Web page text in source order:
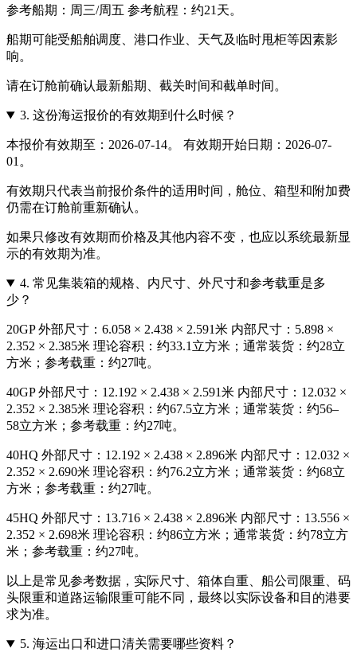
参考船期：周三/周五 参考航程：约21天。
船期可能受船舶调度、港口作业、天气及临时甩柜等因素影
响。
请在订舱前确认最新船期、截关时间和截单时间。
3. 这份海运报价的有效期到什么时候？
本报价有效期至：2026-07-14。 有效期开始日期：2026-07-
01。
有效期只代表当前报价条件的适用时间，舱位、箱型和附加费
仍需在订舱前重新确认。
如果只修改有效期而价格及其他内容不变，也应以系统最新显
示的有效期为准。
4. 常见集装箱的规格、内尺寸、外尺寸和参考载重是多
少？
20GP 外部尺寸：6.058 × 2.438 × 2.591米 内部尺寸：5.898 ×
2.352 × 2.385米 理论容积：约33.1立方米；通常装货：约28立
方米；参考载重：约27吨。
40GP 外部尺寸：12.192 × 2.438 × 2.591米 内部尺寸：12.032 ×
2.352 × 2.385米 理论容积：约67.5立方米；通常装货：约56–
58立方米；参考载重：约27吨。
40HQ 外部尺寸：12.192 × 2.438 × 2.896米 内部尺寸：12.032 ×
2.352 × 2.690米 理论容积：约76.2立方米；通常装货：约68立
方米；参考载重：约27吨。
45HQ 外部尺寸：13.716 × 2.438 × 2.896米 内部尺寸：13.556 ×
2.352 × 2.698米 理论容积：约86立方米；通常装货：约78立方
米；参考载重：约27吨。
以上是常见参考数据，实际尺寸、箱体自重、船公司限重、码
头限重和道路运输限重可能不同，最终以实际设备和目的港要
求为准。
5. 海运出口和进口清关需要哪些资料？